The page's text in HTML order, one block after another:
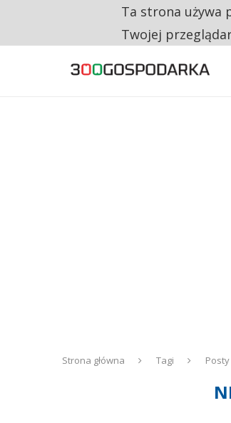
RESTRYKCJE CHIN
Strona główna Tagi
Ta strona używa
Twojej